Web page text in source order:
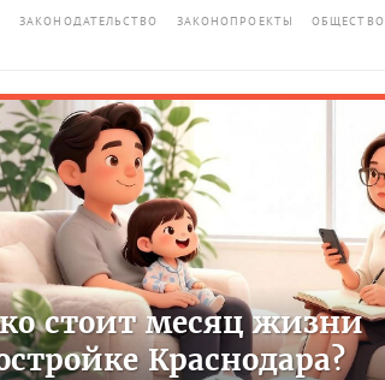
ЗАКОНОДАТЕЛЬСТВО ЗАКОНОПРОЕКТЫ ОБЩЕСТВО
стоит месяц жизни
Краснодара?